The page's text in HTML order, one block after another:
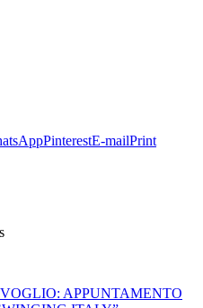
PinterestE-mailPrint
APPUNTAMENTO